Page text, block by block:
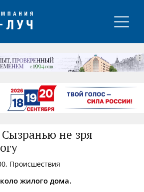
не зря
Происшествия
жилого дома.